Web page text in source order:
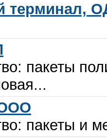
терминал,
пакеты
пакеты и